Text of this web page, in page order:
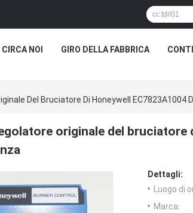
CIRCA NOI GIRO DELLA FABBRICA
Del Bruciatore Di Honeywell EC7823A1004
originale del bruciatore
Dettagli:
Luogo di
Marca: